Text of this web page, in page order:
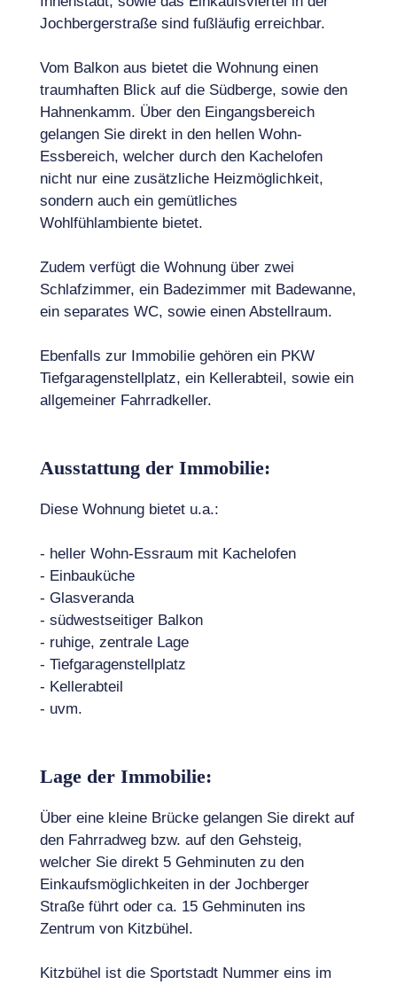
Jochbergerstraße sind fußläufig erreichbar.
Vom Balkon aus bietet die Wohnung einen
traumhaften Blick auf die Südberge, sowie den
Hahnenkamm. Über den Eingangsbereich
gelangen Sie direkt in den hellen Wohn-
Essbereich, welcher durch den Kachelofen
nicht nur eine zusätzliche Heizmöglichkeit,
sondern auch ein gemütliches
Wohlfühlambiente bietet.
Zudem verfügt die Wohnung über zwei
Schlafzimmer, ein Badezimmer mit Badewanne,
ein separates WC, sowie einen Abstellraum.
Ebenfalls zur Immobilie gehören ein PKW
Tiefgaragenstellplatz, ein Kellerabteil, sowie ein
allgemeiner Fahrradkeller.
Ausstattung der Immobilie:
Diese Wohnung bietet u.a.:
- heller Wohn-Essraum mit Kachelofen
- Einbauküche
- Glasveranda
- südwestseitiger Balkon
- ruhige, zentrale Lage
- Tiefgaragenstellplatz
- Kellerabteil
- uvm.
Lage der Immobilie:
Über eine kleine Brücke gelangen Sie direkt auf
den Fahrradweg bzw. auf den Gehsteig,
welcher Sie direkt 5 Gehminuten zu den
Einkaufsmöglichkeiten in der Jochberger
Straße führt oder ca. 15 Gehminuten ins
Zentrum von Kitzbühel.
Kitzbühel ist die Sportstadt Nummer eins im